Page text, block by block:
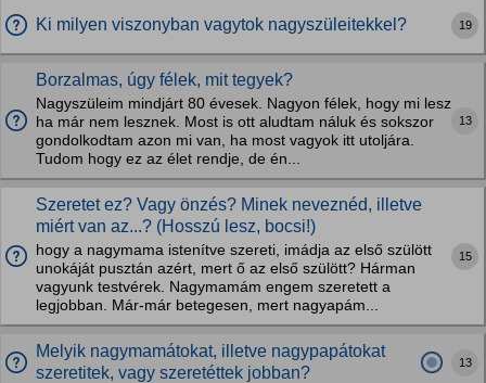
Ki milyen viszonyban vagytok nagyszüleitekkel? 19
Borzalmas, úgy félek, mit tegyek?
Nagyszüleim mindjárt 80 évesek. Nagyon félek, hogy mi lesz
ha már nem lesznek. Most is ott aludtam náluk és sokszor
gondolkodtam azon mi van, ha most vagyok itt utoljára.
Tudom hogy ez az élet rendje, de én...
13
Szeretet ez? Vagy önzés? Minek neveznéd, illetve
miért van az...? (Hosszú lesz, bocsi!)
hogy a nagymama istenítve szereti, imádja az első szülött
unokáját pusztán azért, mert ő az első szülött? Hárman
vagyunk testvérek. Nagymamám engem szeretett a
legjobban. Már-már betegesen, mert nagyapám...
15
Melyik nagymamátokat, illetve nagypapátokat
szeretitek, vagy szeretéttek jobban?
13